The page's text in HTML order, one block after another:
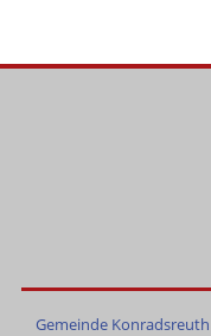
Gemeinde Konradsreuth